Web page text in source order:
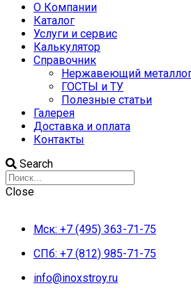
О Компании
Каталог
Услуги и сервис
Калькулятор
Справочник
Нержавеющий
ГОСТЫ и ТУ
Полезные статьи
Галерея
Доставка и оплата
Контакты
Search
Close
Мск: +7 (495) 363-71-75
СПб: +7 (812) 985-71-75
info@inoxstroy.ru